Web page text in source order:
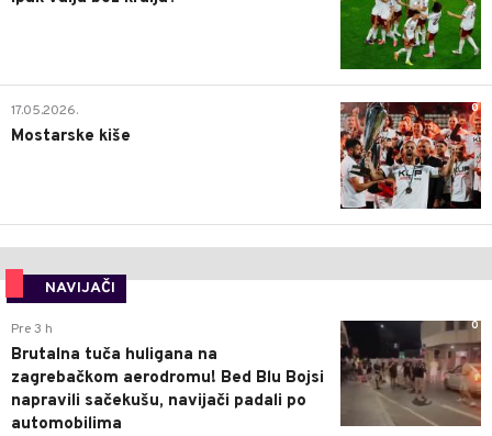
0
17.05.2026.
Mostarske kiše
NAVIJAČI
0
Pre 3 h
Brutalna tuča huligana na
zagrebačkom aerodromu! Bed Blu Bojsi
napravili sačekušu, navijači padali po
automobilima